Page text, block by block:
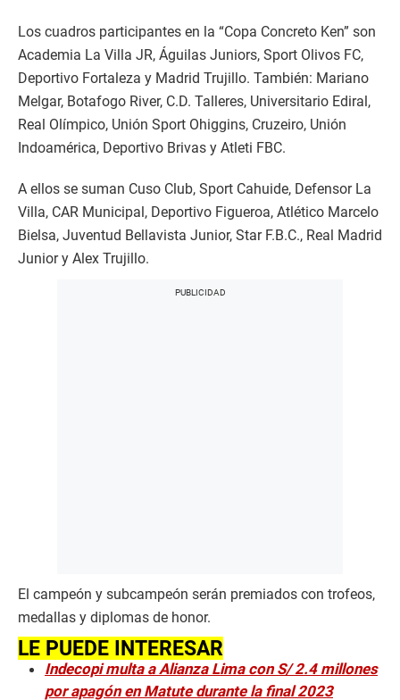
Los cuadros participantes en la “Copa Concreto Ken” son
Academia La Villa JR, Águilas Juniors, Sport Olivos FC,
Deportivo Fortaleza y Madrid Trujillo. También: Mariano
Melgar, Botafogo River, C.D. Talleres, Universitario Ediral,
Real Olímpico, Unión Sport Ohiggins, Cruzeiro, Unión
Indoamérica, Deportivo Brivas y Atleti FBC.
A ellos se suman Cuso Club, Sport Cahuide, Defensor La
Villa, CAR Municipal, Deportivo Figueroa, Atlético Marcelo
Bielsa, Juventud Bellavista Junior, Star F.B.C., Real Madrid
Junior y Alex Trujillo.
El campeón y subcampeón serán premiados con trofeos,
medallas y diplomas de honor.
LE PUEDE INTERESAR
Indecopi multa a Alianza Lima con S/ 2.4 millones
por apagón en Matute durante la final 2023